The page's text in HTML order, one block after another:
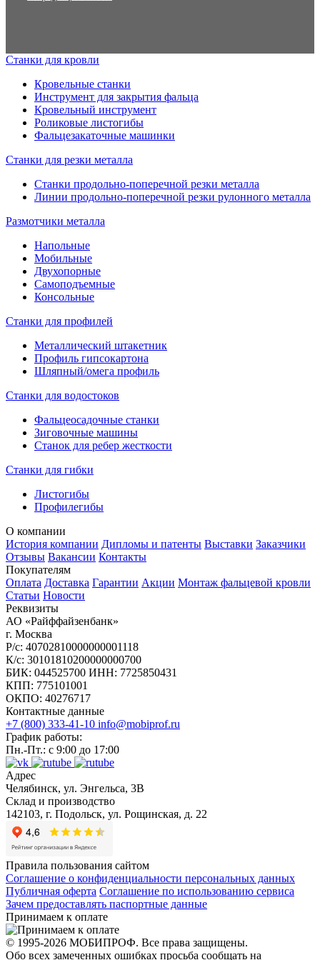
при обработке.
Значительная производительность. Скорость
профилирования фальцев составляет 5-7 м/мин.
В наличии фальцепрокатное оборудование для мастерских,
цехов, автоматизированных линий. Ряд моделей
предусматривают возможность демонтажа нижней части
рамы, мотор-редуктора и установки ручного привода. Такое
оборудование можно применять на объектах, где не подведено
Станки для кровли
Кровельные станки
Инструмент для закрытия фальца
Кровельный инструмент
Роликовые листогибы
Фальцезакаточные машинки
Станки для резки металла
Станки продольно-поперечной резки металла
Линии продольно-поперечной резки рулонного металла
Размотчики металла
Напольные
Мобильные
Двухопорные
Самоподъемные
Консольные
Станки для профилей
Металлический штакетник
Профиль гипсокартона
Шляпный/омега профиль
Станки для водостоков
Фальцеосадочные станки
Зиговочные машины
Станок для ребер жесткости
Станки для гибки
Листогибы
Профилегибы
О компании
История компании Дипломы и патенты Выставки Заказчики
Отзывы Вакансии Контакты
Покупателям
Оплата Доставка Гарантии Акции Монтаж фальцевой кровли
Статьи Новости
Реквизиты
АО «Райффайзенбанк»
г. Москва
Р/с: 40702810000000001118
К/с: 30101810200000000700
БИК: 044525700 ИНН: 7725850431
КПП: 775101001
ОКПО: 40276717
Контактные данные
+7 (800) 333-41-10 info@mobiprof.ru
График работы:
Пн.-Пт.: с 9:00 до 17:00
Адрес
Челябинск, ул. Энгельса, 3В
Склад и производство
142103, г. Подольск, ул. Рощинская, д. 22
Правила пользования сайтом
Соглашение о конфиденциальности персональных данных
Публичная оферта Соглашение по использованию сервиса
Зачем предоставлять паспортные данные
Принимаем к оплате
© 1995-2026 МОБИПРОФ. Все права защищены.
Обо всех замеченных ошибках просьба сообщать на